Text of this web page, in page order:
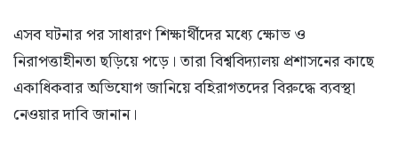
​এসব ঘটনার পর সাধারণ শিক্ষার্থীদের মধ্যে ক্ষোভ ও
নিরাপত্তাহীনতা ছড়িয়ে পড়ে। তারা বিশ্ববিদ্যালয় প্রশাসনের কাছে
একাধিকবার অভিযোগ জানিয়ে বহিরাগতদের বিরুদ্ধে ব্যবস্থা
নেওয়ার দাবি জানান।